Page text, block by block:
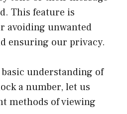
This feature is
avoiding unwanted
ensuring our privacy.
basic understanding of
a number, let us
methods of viewing